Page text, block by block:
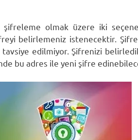
olmak üzere iki
belirlemeniz istenecektir.
edilmiyor. Şifrenizi
bu adres ile yeni şifre